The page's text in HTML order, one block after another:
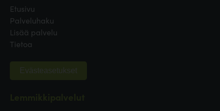
Etusivu
Palveluhaku
Lisää palvelu
Tietoa
Evästeasetukset